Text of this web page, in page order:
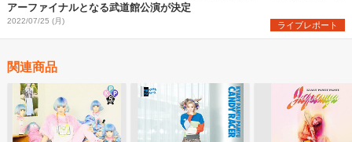
アーファイナルとなる武道館公演が決定
2022/07/25 (月) ライブレポート
関連商品